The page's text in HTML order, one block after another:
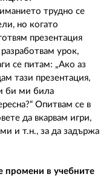
трудно се
но когато
презентация
урок,
се питам: „Ако аз
тази презентация,
би ми била
Опитвам се в
да вкарвам игри,
и т.н., за да задържа
промени в учебните